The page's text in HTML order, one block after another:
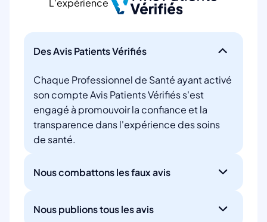
L’expérience
Des Avis Patients Vérifiés
Chaque Professionnel de Santé ayant activé
son compte Avis Patients Vérifiés s'est
engagé à promouvoir la confiance et la
transparence dans l'expérience des soins
de santé.
Nous combattons les faux avis
Nous publions tous les avis